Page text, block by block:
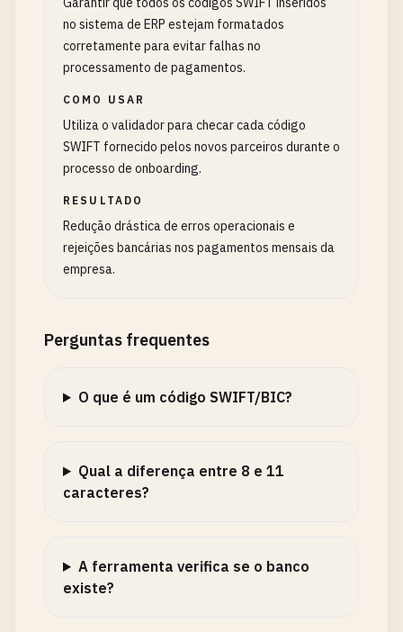
no sistema de ERP estejam formatados
corretamente para evitar falhas no
processamento de pagamentos.
COMO USAR
Utiliza o validador para checar cada código
SWIFT fornecido pelos novos parceiros durante o
processo de onboarding.
RESULTADO
Redução drástica de erros operacionais e
rejeições bancárias nos pagamentos mensais da
empresa.
Perguntas frequentes
O que é um código SWIFT/BIC?
Qual a diferença entre 8 e 11
caracteres?
A ferramenta verifica se o banco
existe?